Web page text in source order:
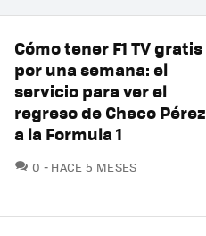
Cómo tener F1 TV gratis
por una semana: el
servicio para ver el
regreso de Checo Pérez
a la Formula 1
0 COMENTARIOS
HACE 5 MESES